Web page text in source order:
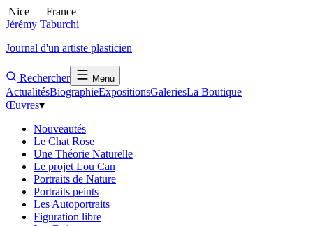
Nice — France
Jérémy Taburchi
Journal d'un artiste plasticien
Rechercher Menu
ActualitésBiographieExpositionsGaleriesLa Boutique
Œuvres▾
Nouveautés
Le Chat Rose
Une Théorie Naturelle
Le projet Lou Can
Portraits de Nature
Portraits peints
Les Autoportraits
Figuration libre